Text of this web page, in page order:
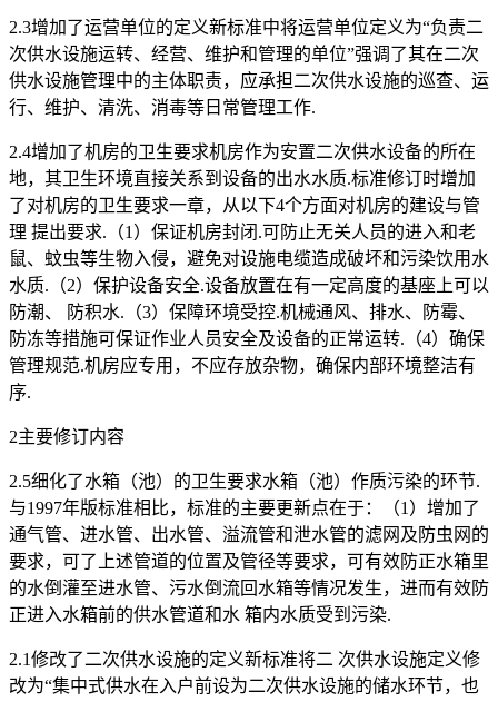
2.3增加了运营单位的定义新标准中将运营单位定义为“负责二
次供水设施运转、经营、维护和管理的单位”强调了其在二次
供水设施管理中的主体职责，应承担二次供水设施的巡查、运
行、维护、清洗、消毒等日常管理工作.
2.4增加了机房的卫生要求机房作为安置二次供水设备的所在
地，其卫生环境直接关系到设备的出水水质.标准修订时增加
了对机房的卫生要求一章，从以下4个方面对机房的建设与管
理 提出要求.（1）保证机房封闭.可防止无关人员的进入和老
鼠、蚊虫等生物入侵，避免对设施电缆造成破坏和污染饮用水
水质.（2）保护设备安全.设备放置在有一定高度的基座上可以
防潮、 防积水.（3）保障环境受控.机械通风、排水、防霉、
防冻等措施可保证作业人员安全及设备的正常运转.（4）确保
管理规范.机房应专用，不应存放杂物，确保内部环境整洁有
序.
2主要修订内容
2.5细化了水箱（池）的卫生要求水箱（池）作质污染的环节.
与1997年版标准相比，标准的主要更新点在于：（1）增加了
通气管、进水管、出水管、溢流管和泄水管的滤网及防虫网的
要求，可了上述管道的位置及管径等要求，可有效防正水箱里
的水倒灌至进水管、污水倒流回水箱等情况发生，进而有效防
正进入水箱前的供水管道和水 箱内水质受到污染.
2.1修改了二次供水设施的定义新标准将二 次供水设施定义修
改为“集中式供水在入户前设为二次供水设施的储水环节，也